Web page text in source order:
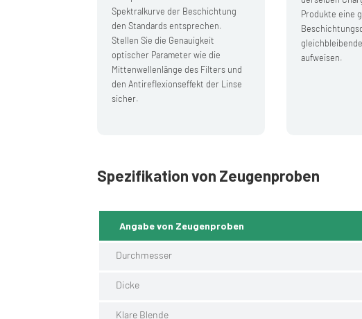
Spektralkurve der Beschichtung
den Standards entsprechen.
Stellen Sie die Genauigkeit
optischer Parameter wie die
Mittenwellenlänge des Filters und
den Antireflexionseffekt der Linse
sicher.
Produkte eine
aufweisen.
Spezifikation von Zeugenproben
Angabe von Zeugenproben
Durchmesser
Dicke
Klare Blende